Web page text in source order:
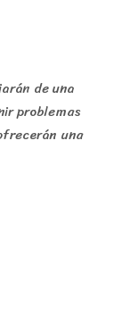
de una
problemas
una